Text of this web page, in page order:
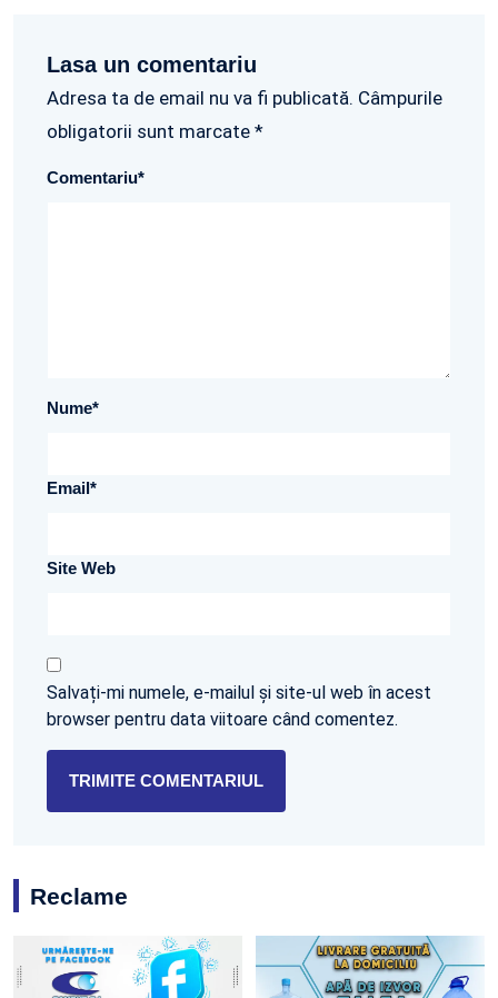
Lasa un comentariu
Adresa ta de email nu va fi publicată. Câmpurile
obligatorii sunt marcate *
Comentariu*
Nume*
Email*
Site Web
Salvați-mi numele, e-mailul și site-ul web în acest
browser pentru data viitoare când comentez.
Reclame